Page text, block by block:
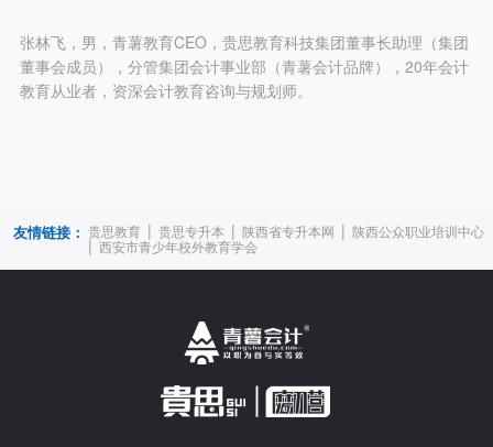
张林飞，男，青薯教育CEO，贵思教育科技集团董事长助理（集团
董事会成员），分管集团会计事业部（青薯会计品牌），20年会计
教育从业者，资深会计教育咨询与规划师。
友情链接： 贵思教育 | 贵思专升本 | 陕西省专升本网 | 陕西公众职业培训中心
| 西安市青少年校外教育学会